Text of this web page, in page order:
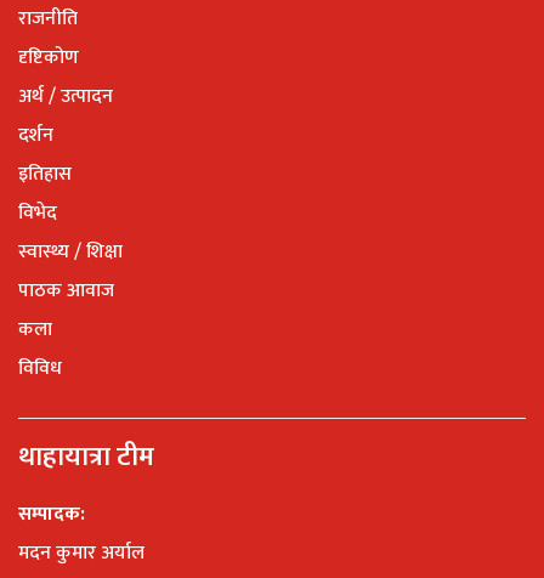
राजनीति
दृष्टिकोण
अर्थ / उत्पादन
दर्शन
इतिहास
विभेद
स्वास्थ्य / शिक्षा
पाठक आवाज
कला
विविध
थाहायात्रा टीम
सम्पादक:
मदन कुमार अर्याल